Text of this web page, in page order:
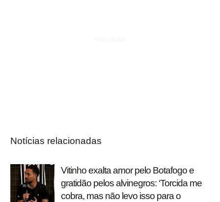
Notícias relacionadas
Vitinho exalta amor pelo Botafogo e
gratidão pelos alvinegros: ‘Torcida me
cobra, mas não levo isso para o